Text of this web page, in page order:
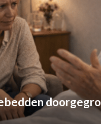
OPINIE
TARIEVEN
MEDISCHE
INLOGGEN
REGISTRATIE